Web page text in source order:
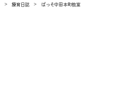
療育日誌
ぱっそ中田本町教室